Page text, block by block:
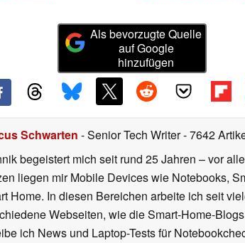
Als bevorzugte Quelle
auf Google
hinzufügen
Schwarten - Senior Tech Writer- 7642
begeistert mich seit rund 25 Jahren – vor
liegen mir Mobile Devices wie Notebooks,
Home. In diesen Bereichen arbeite ich seit
Webseiten, wie die Smart-Home-
ich News und Laptop-Tests für